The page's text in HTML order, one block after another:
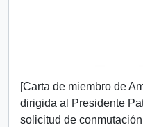
[Carta de miembro de
dirigida al Presidente
solicitud de